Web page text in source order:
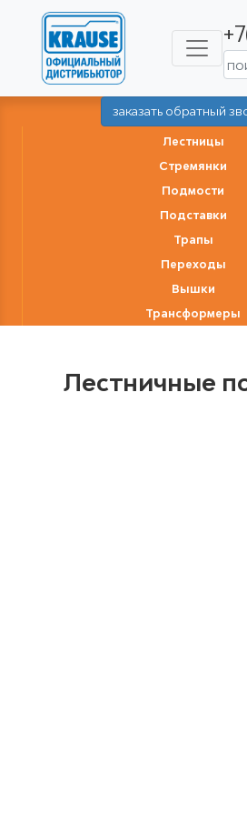
заказать обратный
Лестницы
Стремянки
Подмости
Подставки
Трапы
Переходы
Вышки
Трансформеры
Лестничные